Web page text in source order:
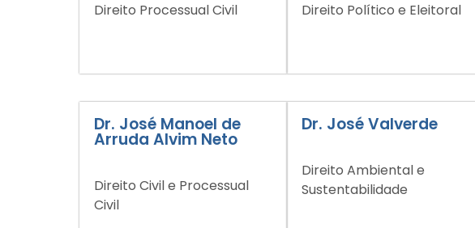
Direito Processual Civil Direito Político e Eleitoral
Dr. José Manoel de
Arruda Alvim Neto
Direito Civil e Processual
Civil
Dr. José Valverde
Direito Ambiental e
Sustentabilidade